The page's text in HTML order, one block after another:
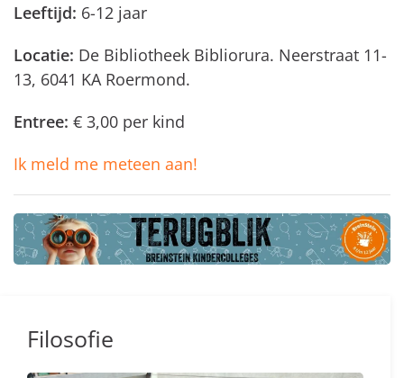
Leeftijd: 6-12 jaar
Locatie: De Bibliotheek Bibliorura. Neerstraat 11-
13, 6041 KA Roermond.
Entree: € 3,00 per kind
Ik meld me meteen aan!
Filosofie